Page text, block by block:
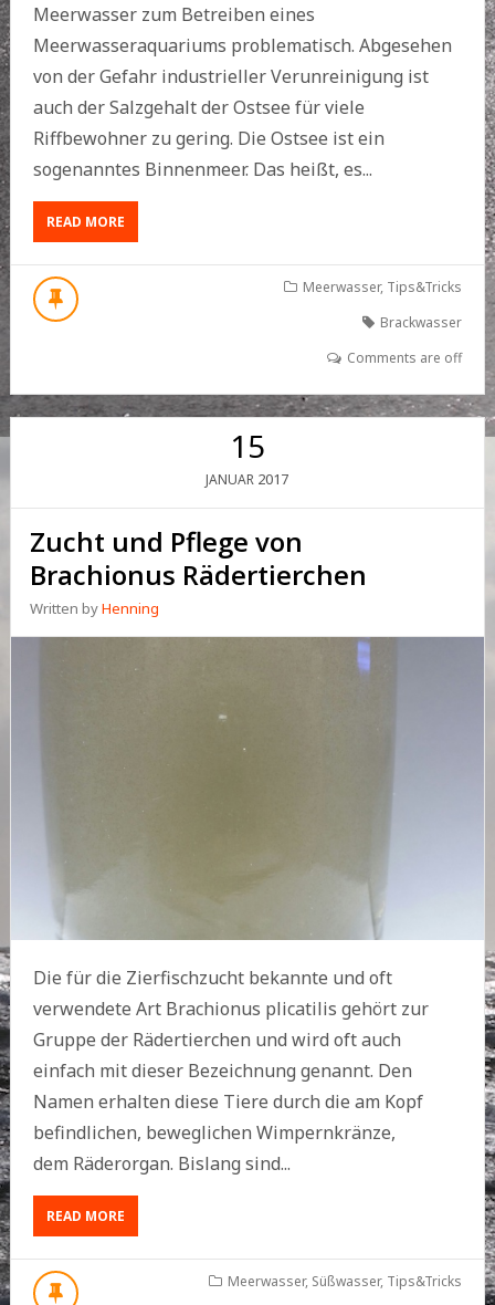
Meerwasser zum Betreiben eines
Meerwasseraquariums problematisch. Abgesehen
von der Gefahr industrieller Verunreinigung ist
auch der Salzgehalt der Ostsee für viele
Riffbewohner zu gering. Die Ostsee ist ein
sogenanntes Binnenmeer. Das heißt, es...
READ MOREABOUT
SALZGEHALT
OSTSEE
Meerwasser, Tips&Tricks
Brackwasser
Comments are off
15
JANUAR 2017
Zucht und Pflege von
Brachionus Rädertierchen
Written byHenning
Die für die Zierfischzucht bekannte und oft
verwendete Art Brachionus plicatilis gehört zur
Gruppe der Rädertierchen und wird oft auch
einfach mit dieser Bezeichnung genannt. Den
Namen erhalten diese Tiere durch die am Kopf
befindlichen, beweglichen Wimpernkränze,
dem Räderorgan. Bislang sind...
READ MOREABOUT
ZUCHT
UND
Meerwasser, Süßwasser, Tips&Tricks